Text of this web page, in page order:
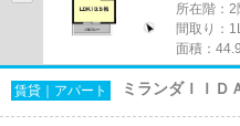
所在階：2
間取り：
面積：
賃貸｜アパート ミランダＩＩＤ